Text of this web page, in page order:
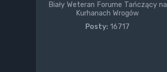
Biały Weteran Forume Tańczący na
Kurhanach Wrogów
Posty: 16717